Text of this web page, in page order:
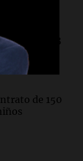
en Cadena 3
de 150